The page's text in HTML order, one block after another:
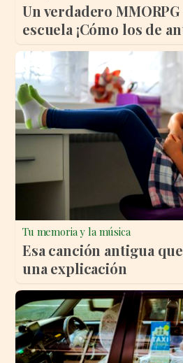
Un verdadero
escuela ¡Cómo los de
Tu memoria y la música
Esa canción antigua
una explicación